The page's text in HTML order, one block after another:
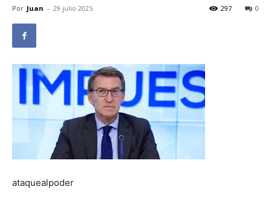
Por Juan - 29 julio 2025 0
297
ataquealpoder